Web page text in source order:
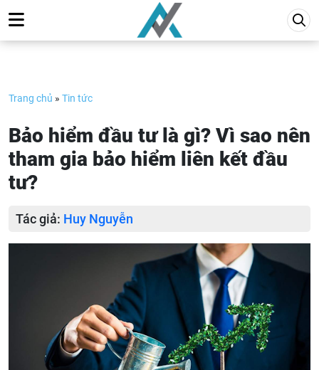
to
content
Trang chủ » Tin tức
Bảo hiểm đầu tư là gì? Vì sao nên
tham gia bảo hiểm liên kết đầu
tư?
Tác giả: Huy Nguyễn